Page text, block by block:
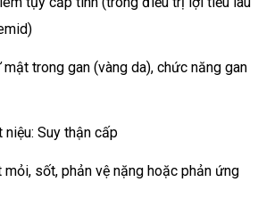
mật trong gan (vàng da), chức năng gan
Suy thận cấp
mỏi, sốt, phản vệ nặng hoặc phản ứng